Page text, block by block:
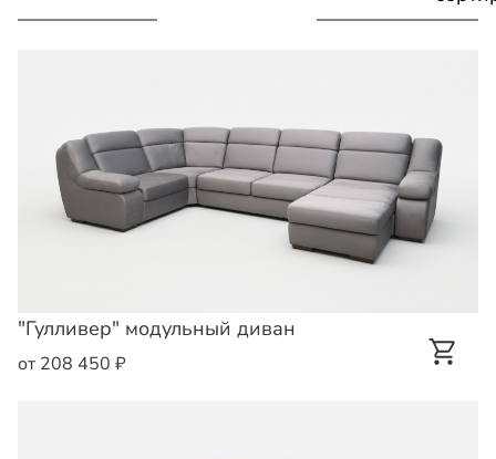
"Гулливер" модульный диван
от 208 450 ₽